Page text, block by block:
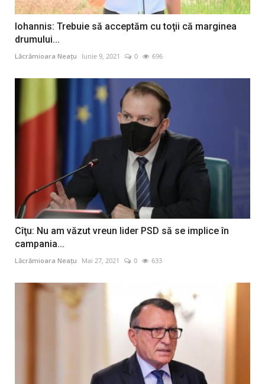
Iohannis: Trebuie să acceptăm cu toţii că marginea
drumului...
Lăcrămioara Neațu Iunie 9, 2021 0 696
Cîţu: Nu am văzut vreun lider PSD să se implice în
campania...
Lăcrămioara Neațu Mai 27, 2021 0 633